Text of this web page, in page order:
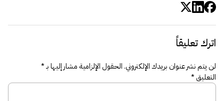
اترك تعليقاً
لن يتم نشر عنوان بريدك الإلكتروني.الحقول الإلزامية مشار إليها بـ*
التعليق*